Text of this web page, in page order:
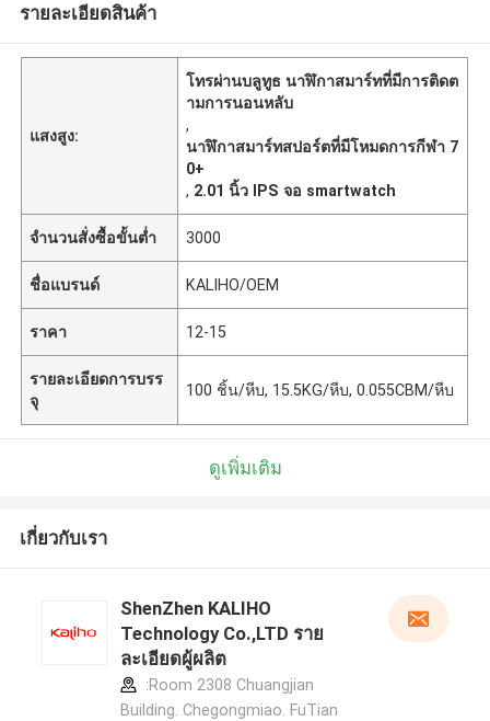
รายละเอียดสินค้า
แสงสูง:
โทรผ่านบลูทูธ นาฬิกาสมาร์ทที่มีการติดต
ามการนอนหลับ
,
นาฬิกาสมาร์ทสปอร์ตที่มีโหมดการกีฬา 7
0+
, 2.01 นิ้ว IPS จอ smartwatch
จำนวนสั่งซื้อขั้นต่ำ 3000
ชื่อแบรนด์ KALIHO/OEM
ราคา 12-15
รายละเอียดการบรร
จุ
100 ชิ้น/หีบ, 15.5KG/หีบ, 0.055CBM/หีบ
ดูเพิ่มเติม
เกี่ยวกับเรา
ShenZhen KALIHO
Technology Co.,LTD ราย
ละเอียดผู้ผลิต
:Room 2308 Chuangjian
Building. Chegongmiao. FuTian